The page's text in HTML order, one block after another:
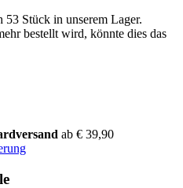
Stück in unserem Lager.
bestellt wird, könnte dies das
ab € 39,90